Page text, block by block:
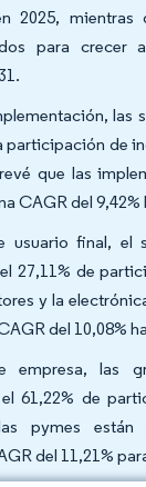
2025, mientras
para crecer
las
participación de
que las
CAGR del 9,42%
usuario final, el
27,11% de
y la
del 10,08%
empresa, las
61,22% de
pymes están
del 11,21%